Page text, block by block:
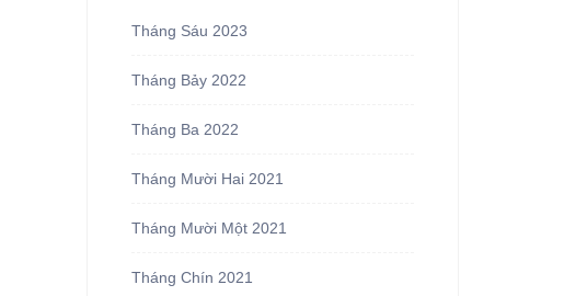
Tháng Sáu 2023
Tháng Bảy 2022
Tháng Ba 2022
Tháng Mười Hai 2021
Tháng Mười Một 2021
Tháng Chín 2021